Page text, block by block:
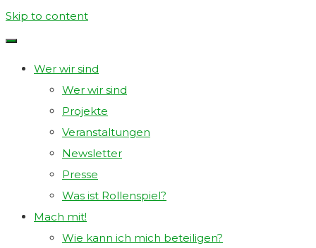
Skip to content
SPIELRAUM
ROLLENSPIEL
LEIPZIG.
Wer wir sind
Wer wir sind
Projekte
Veranstaltungen
Newsletter
Presse
Was ist Rollenspiel?
Mach mit!
Wie kann ich mich beteiligen?